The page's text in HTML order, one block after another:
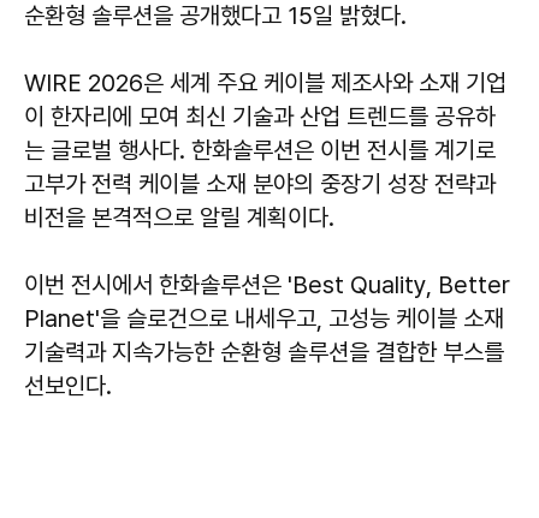
순환형 솔루션을 공개했다고 15일 밝혔다.
WIRE 2026은 세계 주요 케이블 제조사와 소재 기업
이 한자리에 모여 최신 기술과 산업 트렌드를 공유하
는 글로벌 행사다. 한화솔루션은 이번 전시를 계기로
고부가 전력 케이블 소재 분야의 중장기 성장 전략과
비전을 본격적으로 알릴 계획이다.
이번 전시에서 한화솔루션은 'Best Quality, Better
Planet'을 슬로건으로 내세우고, 고성능 케이블 소재
기술력과 지속가능한 순환형 솔루션을 결합한 부스를
선보인다.